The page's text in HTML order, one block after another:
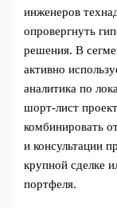
инженеров
опровергнуть
решения. В
активно
аналитика по
шорт‑лист
комбинировать
и консультации
крупной сделке
портфеля.